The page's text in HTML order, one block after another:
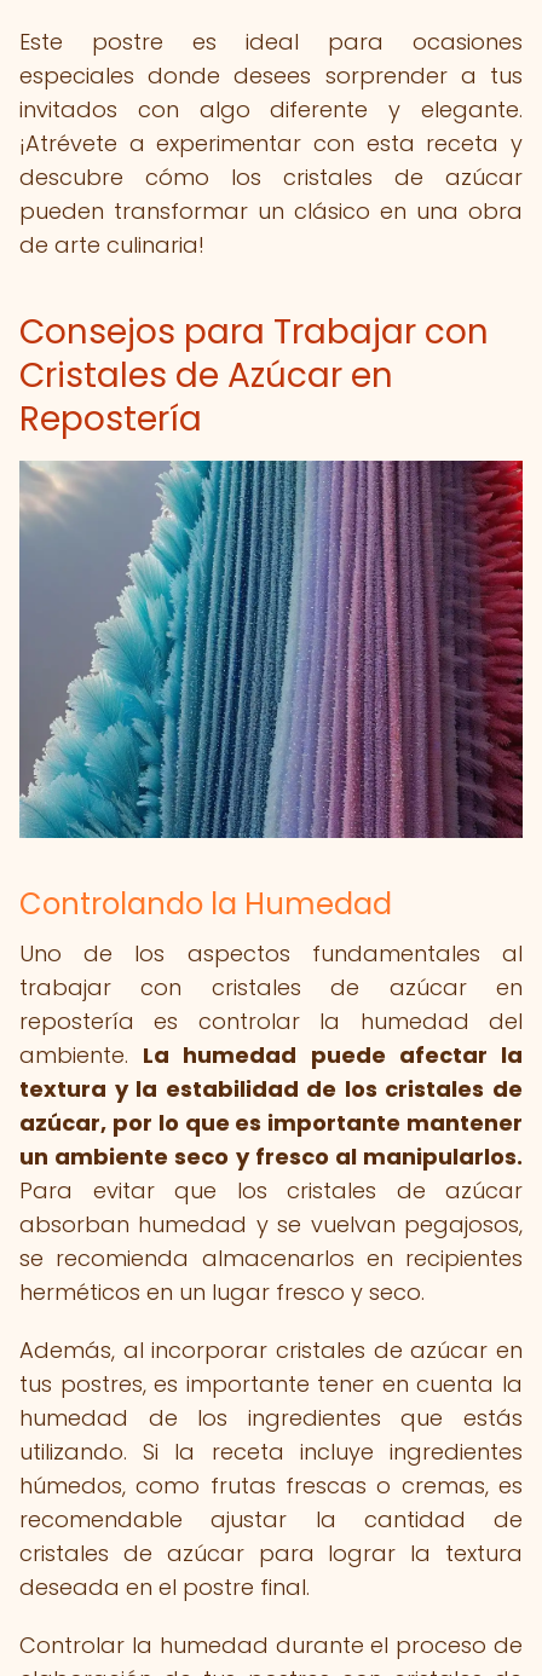
Este postre es ideal para ocasiones
especiales donde desees sorprender a tus
invitados con algo diferente y elegante.
¡Atrévete a experimentar con esta receta y
descubre cómo los cristales de azúcar
pueden transformar un clásico en una obra
de arte culinaria!
Consejos para Trabajar con
Cristales de Azúcar en
Repostería
Controlando la Humedad
Uno de los aspectos fundamentales al
trabajar con cristales de azúcar en
repostería es controlar la humedad del
ambiente. La humedad puede afectar la
textura y la estabilidad de los cristales de
azúcar, por lo que es importante mantener
un ambiente seco y fresco al manipularlos.
Para evitar que los cristales de azúcar
absorban humedad y se vuelvan pegajosos,
se recomienda almacenarlos en recipientes
herméticos en un lugar fresco y seco.
Además, al incorporar cristales de azúcar en
tus postres, es importante tener en cuenta la
humedad de los ingredientes que estás
utilizando. Si la receta incluye ingredientes
húmedos, como frutas frescas o cremas, es
recomendable ajustar la cantidad de
cristales de azúcar para lograr la textura
deseada en el postre final.
Controlar la humedad durante el proceso de